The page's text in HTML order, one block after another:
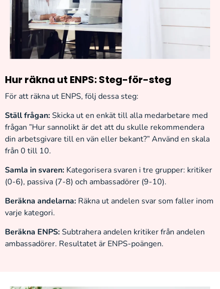
Hur räkna ut ENPS: Steg-för-steg
För att räkna ut ENPS, följ dessa steg:
Ställ frågan:Skicka ut en enkät till alla medarbetare med
frågan ”Hur sannolikt är det att du skulle rekommendera
din arbetsgivare till en vän eller bekant?” Använd en skala
från 0 till 10.
Samla in svaren: Kategorisera svaren i tre grupper: kritiker
(0-6), passiva (7-8) och ambassadörer (9-10).
Beräkna andelarna: Räkna ut andelen svar som faller inom
varje kategori.
Beräkna ENPS:Subtrahera andelen kritiker från andelen
ambassadörer. Resultatet är ENPS-poängen.